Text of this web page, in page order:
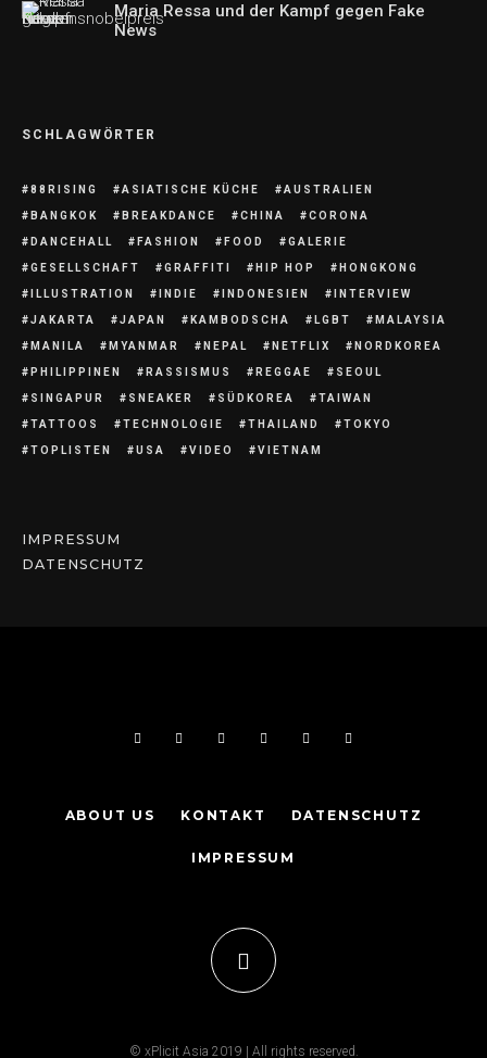
Maria Ressa und der Kampf gegen Fake
News
SCHLAGWÖRTER
88RISING ASIATISCHE KÜCHE AUSTRALIEN
BANGKOK BREAKDANCE CHINA CORONA
DANCEHALL FASHION FOOD GALERIE
GESELLSCHAFT GRAFFITI HIP HOP HONGKONG
ILLUSTRATION INDIE INDONESIEN INTERVIEW
JAKARTA JAPAN KAMBODSCHA LGBT MALAYSIA
MANILA MYANMAR NEPAL NETFLIX NORDKOREA
PHILIPPINEN RASSISMUS REGGAE SEOUL
SINGAPUR SNEAKER SÜDKOREA TAIWAN
TATTOOS TECHNOLOGIE THAILAND TOKYO
TOPLISTEN USA VIDEO VIETNAM
IMPRESSUM
DATENSCHUTZ
ABOUT US KONTAKT DATENSCHUTZ
IMPRESSUM
© xPlicit Asia 2019 | All rights reserved.